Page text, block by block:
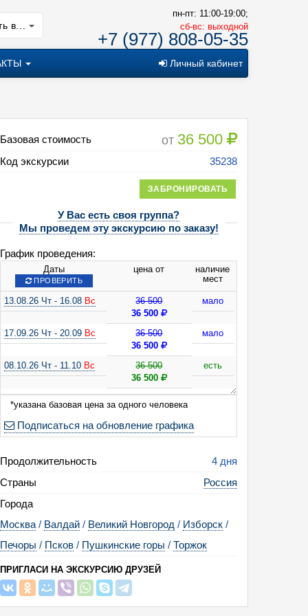
в...
пн-пт: 11:00-19:00;
cб-вс: выходной
+7 (977) 808-05-35
Личный кабинет
Базовая стоимость от 36 500
Код экскурсии 35238
ЗАБРОНИРОВАТЬ
У Вас есть своя группа?
Мы проведем эту экскурсию по заказу!
График проведения:
Даты
ПРОВЕРИТЬ
цена от
наличие
мест
13.08.26 Чт - 16.08 Вс
36 500
36 500
мало
17.09.26 Чт - 20.09 Вс
36 500
36 500
мало
08.10.26 Чт - 11.10 Вс
36 500
36 500
есть
05.11.26 Чт - 08.11Вс
36 500
36 500
мало
10.12.26 Чт - 13.12Вс
36 500
02.01.27Сб- 05.01 Вт
есть
03.01.27
есть
06.01.27 Ср - 09.01
07.01.27 Чт - 10.01Вс 36 500 есть
*указана базовая цена за одного человека
Подписаться на обновление графика
Продолжительность
4 дня
Страны
Россия
Города
Москва / Валдай / Великий Новгород / Изборск /
Печоры / Псков / Пушкинские горы /Торжок
ПРИГЛАСИ НА ЭКСКУРСИЮ ДРУЗЕЙ